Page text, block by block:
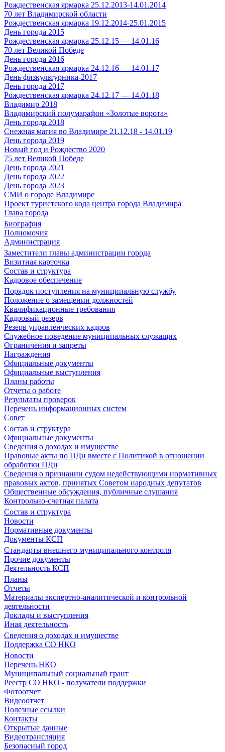
Рождественская ярмарка 25.12.2013-14.01.2014
70 лет Владимирской области
Рождественская ярмарка 19.12.2014-25.01.2015
День города 2015
Рождественская ярмарка 25.12.15 — 14.01.16
70 лет Великой Победе
День города 2016
Рождественская ярмарка 24.12.16 — 14.01.17
День физкультурника-2017
День города 2017
Рождественская ярмарка 24.12.17 — 14.01.18
Владимир 2018
Владимирский полумарафон «Золотые ворота»
День города 2018
Снежная магия во Владимире 21.12.18 - 14.01.19
День города 2019
Новый год и Рождество 2020
75 лет Великой Победе
День города 2021
День города 2022
День города 2023
СМИ о городе Владимире
Проект туристского кода центра города Владимира
Глава города
Биография
Полномочия
Администрация
Заместители главы администрации города
Визитная карточка
Состав и структура
Кадровое обеспечение
Порядок поступления на муниципальную службу
Положение о замещении должностей
Квалификационные требования
Кадровый резерв
Резерв управленческих кадров
Служебное поведение муниципальных служащих
Ограничения и запреты
Награждения
Официальные документы
Официальные выступления
Планы работы
Отчеты о работе
Результаты проверок
Перечень информационных систем
Совет
Состав и структура
Официальные документы
Сведения о доходах и имуществе
Правовые акты по ПДн вместе с Политикой в отношении
обработки ПДн
Сведения о признании судом недействующими нормативных
правовых актов, принятых Советом народных депутатов
Общественные обсуждения, публичные слушания
Контрольно-счетная палата
Состав и структура
Новости
Нормативные документы
Документы КСП
Стандарты внешнего муниципального контроля
Прочие документы
Деятельность КСП
Планы
Отчеты
Материалы экспертно-аналитической и контрольной
деятельности
Доклады и выступления
Иная деятельность
Сведения о доходах и имуществе
Поддержка СО НКО
Новости
Перечень НКО
Муниципальный социальный грант
Реестр СО НКО - получатели поддержки
Фотоотчет
Видеоотчет
Полезные ссылки
Контакты
Открытые данные
Видеотрансляция
Безопасный город